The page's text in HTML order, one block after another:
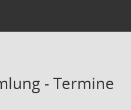
- Termine